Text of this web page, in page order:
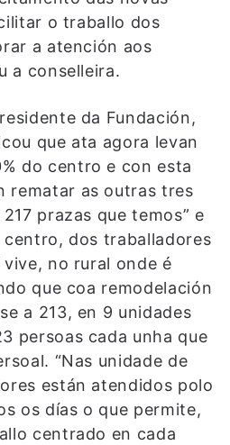
o traballo dos
a atención aos
a conselleira.
da Fundación,
que ata agora levan
do centro e con esta
rematar as outras tres
prazas que temos” e
dos traballadores
no rural onde é
que coa remodelación
a 213, en 9 unidades
persoas cada unha que
“Nas unidade de
están atendidos polo
os días o que permite,
centrado en cada